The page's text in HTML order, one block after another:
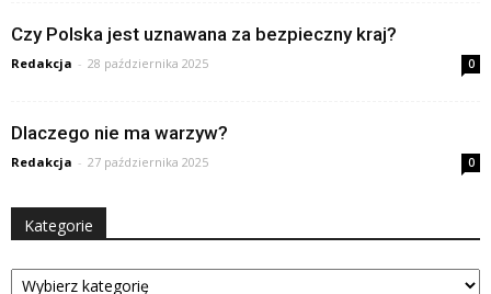
Czy Polska jest uznawana za bezpieczny kraj?
Redakcja - 28 października 2025 0
Dlaczego nie ma warzyw?
Redakcja - 27 października 2025 0
Kategorie
Kategorie